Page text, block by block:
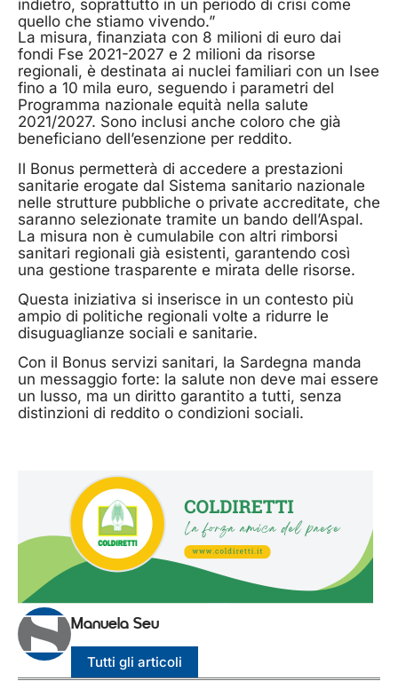
indietro, soprattutto in un periodo di crisi come
quello che stiamo vivendo.”
La misura, finanziata con 8 milioni di euro dai
fondi Fse 2021-2027 e 2 milioni da risorse
regionali, è destinata ai nuclei familiari con un Isee
fino a 10 mila euro, seguendo i parametri del
Programma nazionale equità nella salute
2021/2027. Sono inclusi anche coloro che già
beneficiano dell’esenzione per reddito.
Il Bonus permetterà di accedere a prestazioni
sanitarie erogate dal Sistema sanitario nazionale
nelle strutture pubbliche o private accreditate, che
saranno selezionate tramite un bando dell’Aspal.
La misura non è cumulabile con altri rimborsi
sanitari regionali già esistenti, garantendo così
una gestione trasparente e mirata delle risorse.
Questa iniziativa si inserisce in un contesto più
ampio di politiche regionali volte a ridurre le
disuguaglianze sociali e sanitarie.
Con il Bonus servizi sanitari, la Sardegna manda
un messaggio forte: la salute non deve mai essere
un lusso, ma un diritto garantito a tutti, senza
distinzioni di reddito o condizioni sociali.
Manuela Seu
Tutti gli articoli